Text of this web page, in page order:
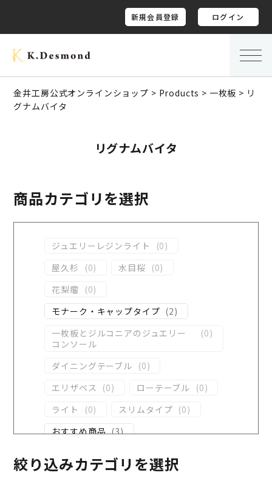
新規会員登録 ログイン
金井工房公式オンラインショップ > Products > 一枚板 > リ
グナムバイタ
リグナムバイタ
商品カテゴリを選択
ジュエリーレジンライト (0)
屋久杉
(0) 水目桜 (0)
花梨瘤
(0)
モナーク・キャップタイプ (2)
一枚板とジルコニアのジュエリー
コンソール
(0)
ダイニングテーブル (0)
エリザベス (0) ローテーブル (0)
ライト
(0) スリムタイプ (0)
おすすめ商品 (3)
コンソール
)
絞り込みカテゴリを選択